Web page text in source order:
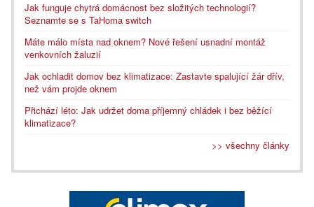
Jak funguje chytrá domácnost bez složitých technologií?
Seznamte se s TaHoma switch
Máte málo místa nad oknem? Nové řešení usnadní montáž
venkovních žaluzií
Jak ochladit domov bez klimatizace: Zastavte spalující žár dřív,
než vám projde oknem
Přichází léto: Jak udržet doma příjemný chládek i bez běžící
klimatizace?
>> všechny články